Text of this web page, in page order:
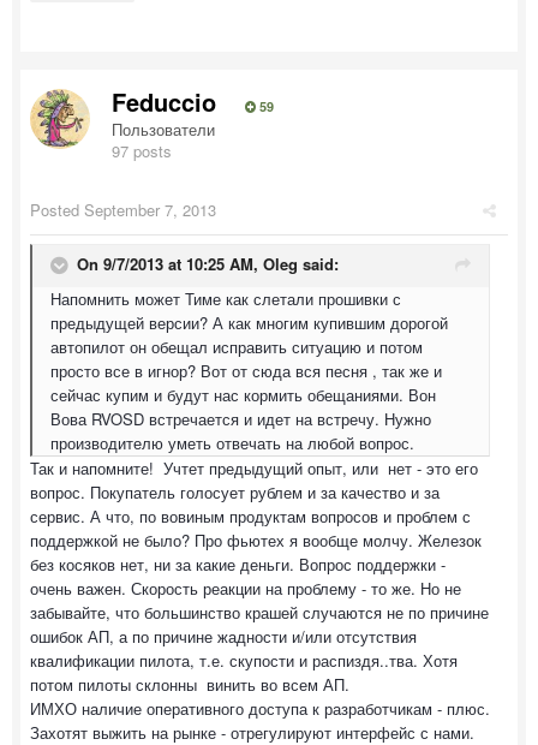
Feduccio 59
Пользователи
97 posts
Posted September 7, 2013
On 9/7/2013 at 10:25 AM, Oleg said:
Напомнить может Тиме как слетали прошивки с
предыдущей версии? А как многим купившим дорогой
автопилот он обещал исправить ситуацию и потом
просто все в игнор? Вот от сюда вся песня , так же и
сейчас купим и будут нас кормить обещаниями. Вон
Вова RVOSD встречается и идет на встречу. Нужно
производителю уметь отвечать на любой вопрос.
Так и напомните! Учтет предыдущий опыт, или нет - это его
вопрос. Покупатель голосует рублем и за качество и за
сервис. А что, по вовиным продуктам вопросов и проблем с
поддержкой не было? Про фьютех я вообще молчу. Железок
без косяков нет, ни за какие деньги. Вопрос поддержки -
очень важен. Скорость реакции на проблему - то же. Но не
забывайте, что большинство крашей случаются не по причине
ошибок АП, а по причине жадности и/или отсутствия
квалификации пилота, т.е. скупости и распиздя..тва. Хотя
потом пилоты склонны винить во всем АП.
ИМХО наличие оперативного доступа к разработчикам - плюс.
Захотят выжить на рынке - отрегулируют интерфейс с нами.